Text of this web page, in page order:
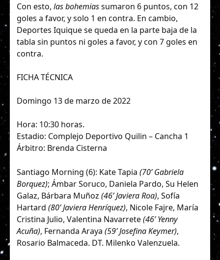
Con esto, las bohemiassumaron 6 puntos, con 12
goles a favor, y solo 1 en contra. En cambio,
Deportes Iquique se queda en la parte baja de la
tabla sin puntos ni goles a favor, y con 7 goles en
contra.
FICHA TÉCNICA
Domingo 13 de marzo de 2022
Hora: 10:30 horas.
Estadio: Complejo Deportivo Quilin – Cancha 1
Árbitro: Brenda Cisterna
Santiago Morning (6): Kate Tapia (70’ Gabriela
Borquez); Ámbar Soruco, Daniela Pardo, Su Helen
Galaz, Bárbara Muñoz (46’ Javiera Roa), Sofía
Hartard (80’ Javiera Henríquez), Nicole Fajre, María
Cristina Julio, Valentina Navarrete(46’ Yenny
Acuña), Fernanda Araya (59’ Josefina Keymer),
Rosario Balmaceda. DT. Milenko Valenzuela.